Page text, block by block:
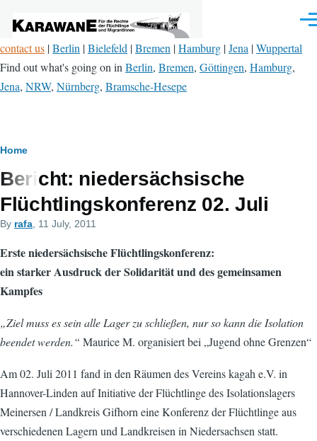
contact us |Berlin |Bielefeld |Bremen |Hamburg |Jena |Wuppertal
Find out what's going on in Berlin, Bremen, Göttingen, Hamburg,
Jena, NRW, Nürnberg, Bramsche-Hesepe
Breadcrumb
Home
Bericht: niedersächsische
Flüchtlingskonferenz 02. Juli
By rafa , 11 July, 2011
Erste niedersächsische Flüchtlingskonferenz:
ein starker Ausdruck der Solidarität und des gemeinsamen
Kampfes
„Ziel muss es sein alle Lager zu schließen, nur so kann die Isolation
beendet werden.“ Maurice M. organisiert bei „Jugend ohne Grenzen“
Am 02. Juli 2011 fand in den Räumen des Vereins kagah e.V. in
Hannover-Linden auf Initiative der Flüchtlinge des Isolationslagers
Meinersen / Landkreis Gifhorn eine Konferenz der Flüchtlinge aus
verschiedenen Lagern und Landkreisen in Niedersachsen statt.